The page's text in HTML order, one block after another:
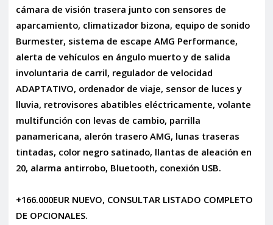
cámara de visión trasera junto con sensores de
aparcamiento, climatizador bizona, equipo de sonido
Burmester, sistema de escape AMG Performance,
alerta de vehículos en ángulo muerto y de salida
involuntaria de carril, regulador de velocidad
ADAPTATIVO, ordenador de viaje, sensor de luces y
lluvia, retrovisores abatibles eléctricamente, volante
multifunción con levas de cambio, parrilla
panamericana, alerón trasero AMG, lunas traseras
tintadas, color negro satinado, llantas de aleación en
20, alarma antirrobo, Bluetooth, conexión USB.
+166.000EUR NUEVO, CONSULTAR LISTADO COMPLETO
DE OPCIONALES.